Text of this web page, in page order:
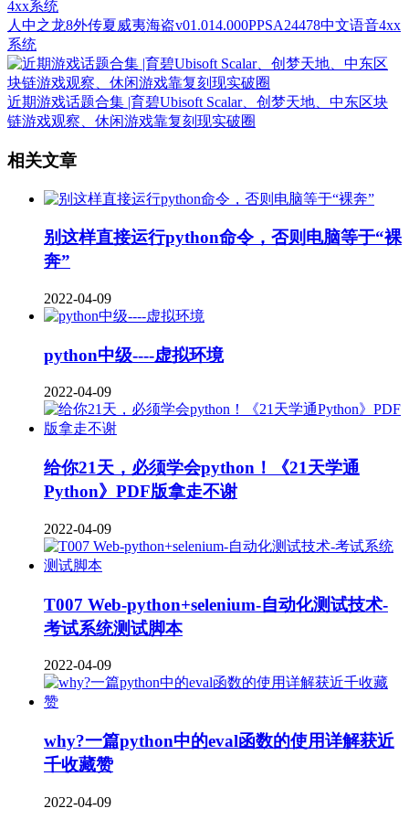
人中之龙8外传夏威夷海盗v01.014.000PPSA24478中文语音4xx
系统
近期游戏话题合集 |育碧Ubisoft Scalar、创梦天地、中东区块
链游戏观察、休闲游戏靠复刻现实破圈
相关文章
别这样直接运行python命令，否则电脑等于“裸
奔”
2022-04-09
python中级----虚拟环境
2022-04-09
给你21天，必须学会python！《21天学通
Python》PDF版拿走不谢
2022-04-09
T007 Web-python+selenium-自动化测试技术-
考试系统测试脚本
2022-04-09
why?一篇python中的eval函数的使用详解获近
千收藏赞
2022-04-09